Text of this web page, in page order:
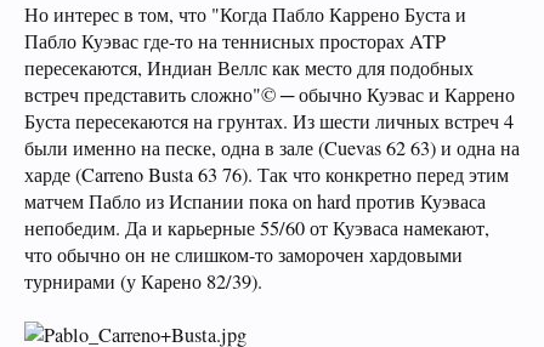
Но интерес в том, что "Когда Пабло Каррено Буста и
Пабло Куэвас где-то на теннисных просторах ATP
пересекаются, Индиан Веллс как место для подобных
встреч представить сложно"© ─ обычно Куэвас и Каррено
Буста пересекаются на грунтах. Из шести личных встреч 4
были именно на песке, одна в зале (Cuevas 62 63) и одна на
харде (Carreno Busta 63 76). Так что конкретно перед этим
матчем Пабло из Испании пока on hard против Куэваса
непобедим. Да и карьерные 55/60 от Куэваса намекают,
что обычно он не слишком-то заморочен хардовыми
турнирами (у Карено 82/39).